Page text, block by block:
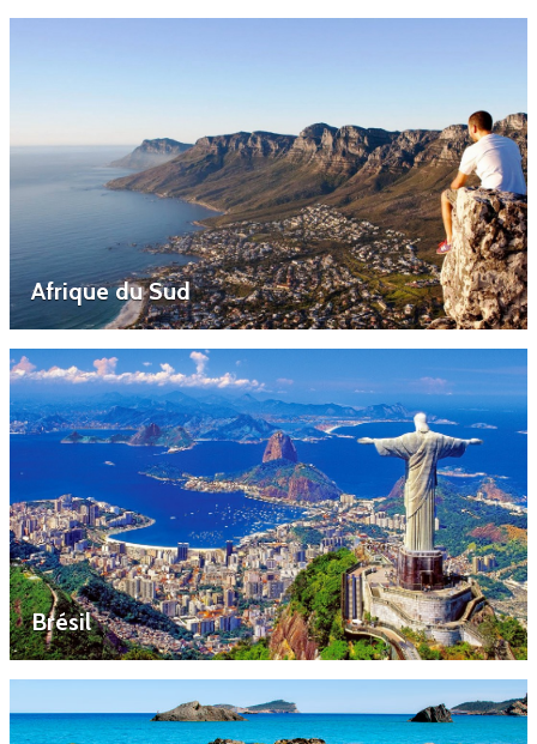
Afrique du Sud
Brésil